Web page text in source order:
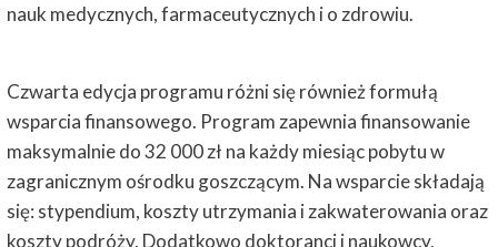
nauk medycznych, farmaceutycznych i o zdrowiu.
Czwarta edycja programu różni się również formułą
wsparcia finansowego. Program zapewnia finansowanie
maksymalnie do 32 000 zł na każdy miesiąc pobytu w
zagranicznym ośrodku goszczącym. Na wsparcie składają
się: stypendium, koszty utrzymania i zakwaterowania oraz
koszty podróży. Dodatkowo doktoranci i naukowcy,